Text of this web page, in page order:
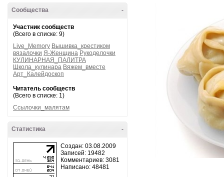
-
Сообщества
Участник сообществ
(Всего в списке: 9)
Live_Memory Вышивка_крестиком
вязалочки Я-Женщина Рукоделочки
КУЛИНАРНАЯ_ПАЛИТРА
Школа_кулинара Вяжем_вместе
Арт_Калейдоскоп
Читатель сообществ
(Всего в списке: 1)
Ссылочки_малятам
-
Статистика
Создан: 03.08.2009
Записей: 19482
Комментариев: 3081
Написано: 48481